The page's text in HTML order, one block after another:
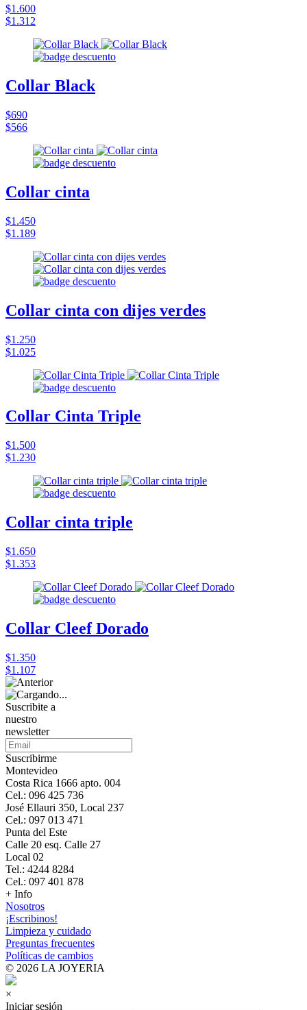
$1.600
$1.312
Collar Black
$690
$566
Collar cinta
$1.450
$1.189
Collar cinta con dijes verdes
$1.250
$1.025
Collar Cinta Triple
$1.500
$1.230
Collar cinta triple
$1.650
$1.353
Collar Cleef Dorado
$1.350
$1.107
Suscribite a
nuestro
newsletter
Suscribirme
Montevideo
Costa Rica 1666 apto. 004
Cel.: 096 425 736
José Ellauri 350, Local 237
Cel.: 097 013 471
Punta del Este
Calle 20 esq. Calle 27
Local 02
Tel.: 4244 8284
Cel.: 097 401 878
+ Info
Nosotros
¡Escribinos!
Limpieza y cuidado
Preguntas frecuentes
Políticas de cambios
© 2026 LA JOYERIA
×
Iniciar sesión